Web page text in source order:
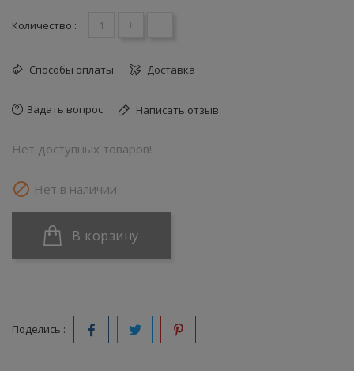
Количество : + -
Способы оплаты Доставка
Задать вопрос Написать отзыв
Нет доступных товаров!
 Нет в наличии
В корзину
Поделись :